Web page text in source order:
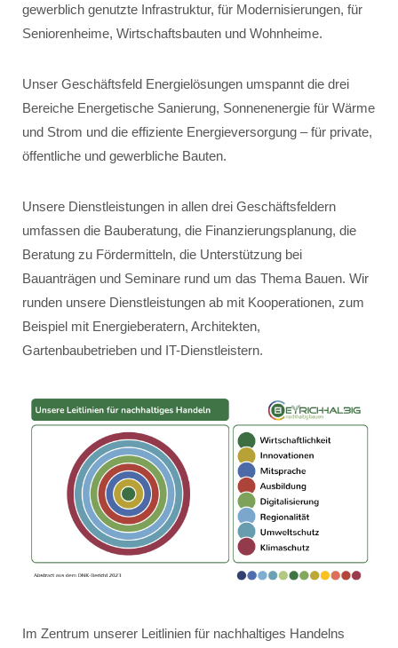
gewerblich genutzte Infrastruktur, für Modernisierungen, für
Seniorenheime, Wirtschaftsbauten und Wohnheime.
Unser Geschäftsfeld Energielösungen umspannt die drei
Bereiche Energetische Sanierung, Sonnenenergie für Wärme
und Strom und die effiziente Energieversorgung – für private,
öffentliche und gewerbliche Bauten.
Unsere Dienstleistungen in allen drei Geschäftsfeldern
umfassen die Bauberatung, die Finanzierungsplanung, die
Beratung zu Fördermitteln, die Unterstützung bei
Bauanträgen und Seminare rund um das Thema Bauen. Wir
runden unsere Dienstleistungen ab mit Kooperationen, zum
Beispiel mit Energieberatern, Architekten,
Gartenbaubetrieben und IT-Dienstleistern.
Im Zentrum unserer Leitlinien für nachhaltiges Handelns